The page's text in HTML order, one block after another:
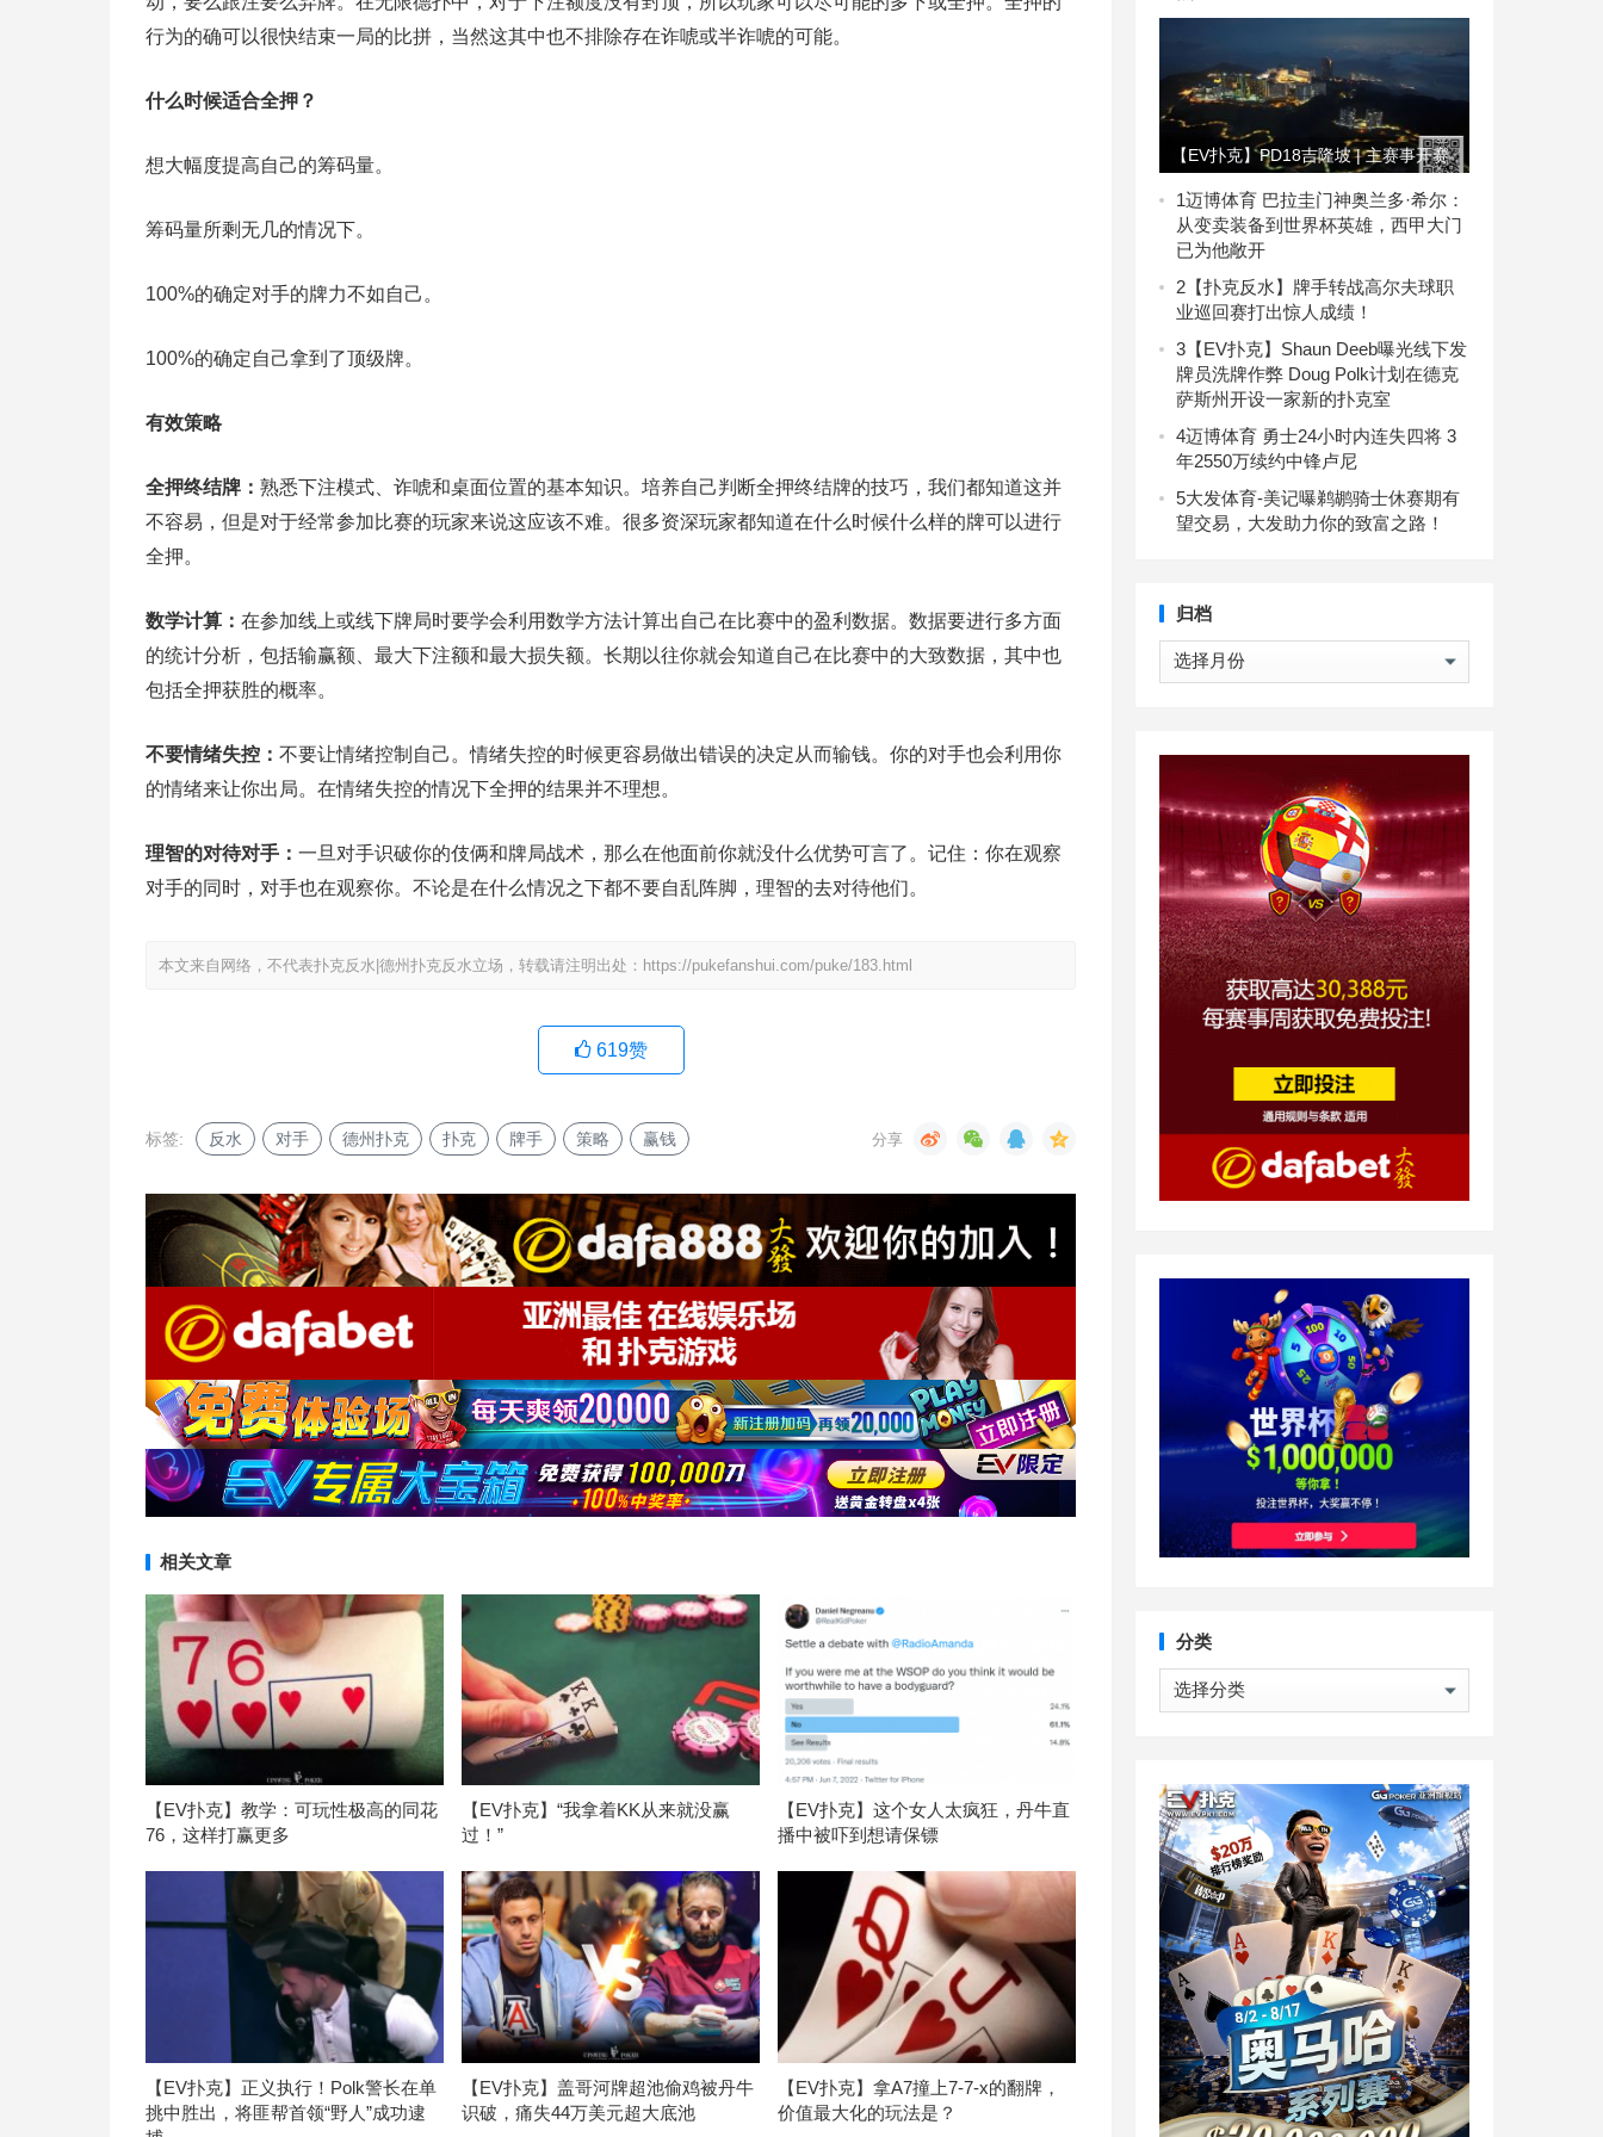
行为的确可以很快结束一局的比拼，当然这其中也不排除存在诈唬或半诈唬的可能。
什么时候适合全押？
想大幅度提高自己的筹码量。
筹码量所剩无几的情况下。
100%的确定对手的牌力不如自己。
100%的确定自己拿到了顶级牌。
有效策略
全押终结牌： 熟悉下注模式、诈唬和桌面位置的基本知识。培养自己判断全押终结牌的技巧，我们都知道这并
不容易，但是对于经常参加比赛的玩家来说这应该不难。很多资深玩家都知道在什么时候什么样的牌可以进行
全押。
数学计算： 在参加线上或线下牌局时要学会利用数学方法计算出自己在比赛中的盈利数据。数据要进行多方面
的统计分析，包括输赢额、最大下注额和最大损失额。长期以往你就会知道自己在比赛中的大致数据，其中也
包括全押获胜的概率。
不要情绪失控： 不要让情绪控制自己。情绪失控的时候更容易做出错误的决定从而输钱。你的对手也会利用你
的情绪来让你出局。在情绪失控的情况下全押的结果并不理想。
理智的对待对手： 一旦对手识破你的伎俩和牌局战术，那么在他面前你就没什么优势可言了。记住：你在观察
对手的同时，对手也在观察你。不论是在什么情况之下都不要自乱阵脚，理智的去对待他们。
本文来自网络，不代表扑克反水|德州扑克反水立场，转载请注明出处：https://pukefanshui.com/puke/183.html
619赞
标签: 反水 对手 德州扑克 扑克 牌手 策略 赢钱
相关文章
【EV扑克】教学：可玩性极高的同花
76，这样打赢更多
【EV扑克】“我拿着KK从来就没赢
过！”
【EV扑克】这个女人太疯狂，丹牛直
播中被吓到想请保镖
【EV扑克】正义执行！Polk警长在单
挑中胜出，将匪帮首领“野人”成功逮
【EV扑克】盖哥河牌超池偷鸡被丹牛
识破，痛失44万美元超大底池
【EV扑克】拿A7撞上7-7-x的翻牌，
价值最大化的玩法是？
【EV扑克】PD18吉隆坡 | 主赛事开赛
在即 中国军团屡创佳绩 中国选手GAO
QINGBO180万记分牌领跑豪客赛！
1迈博体育 巴拉圭门神奥兰多·希尔：
从变卖装备到世界杯英雄，西甲大门
已为他敞开
2 【扑克反水】牌手转战高尔夫球职
业巡回赛打出惊人成绩！
3 【EV扑克】Shaun Deeb曝光线下发
牌员洗牌作弊 Doug Polk计划在德克
萨斯州开设一家新的扑克室
4迈博体育 勇士24小时内连失四将 3
年2550万续约中锋卢尼
5大发体育-美记曝鹈鹕骑士休赛期有
望交易，大发助力你的致富之路！
归档
归
分类
分
类